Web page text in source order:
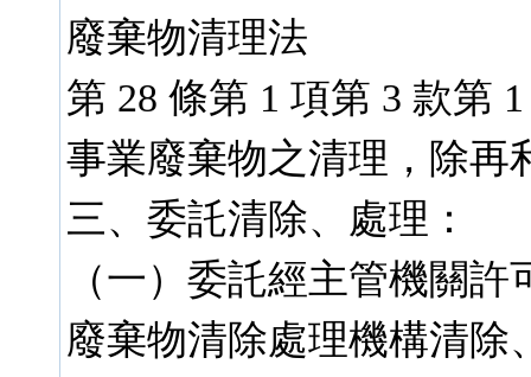
廢棄物清理法
第 28 條第 1 項第 3 款第
事業廢棄物之清理，除再
三、委託清除、處理：
（一）委託經主管機關
廢棄物清除處理機構清除